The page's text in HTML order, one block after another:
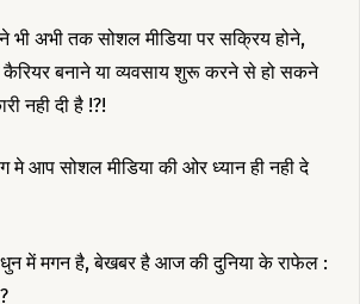
भी अभी तक सोशल मीडिया पर सक्रिय होने,
कैरियर बनाने या व्यवसाय शुरू करने से हो सकने
नही दी है !?!
मे आप सोशल मीडिया की ओर ध्यान ही नही दे
में मगन है, बेखबर है आज की दुनिया के राफेल :